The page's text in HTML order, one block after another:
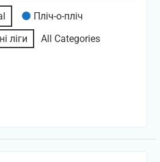
Пліч-о-пліч
ліги
All Categories